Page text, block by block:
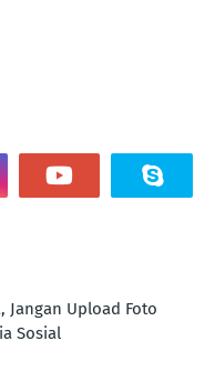
Jangan Upload Foto
Sosial